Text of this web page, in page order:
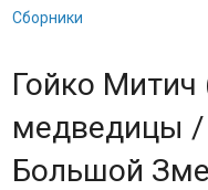
Сборники
Гойко
медведицы /
Большой